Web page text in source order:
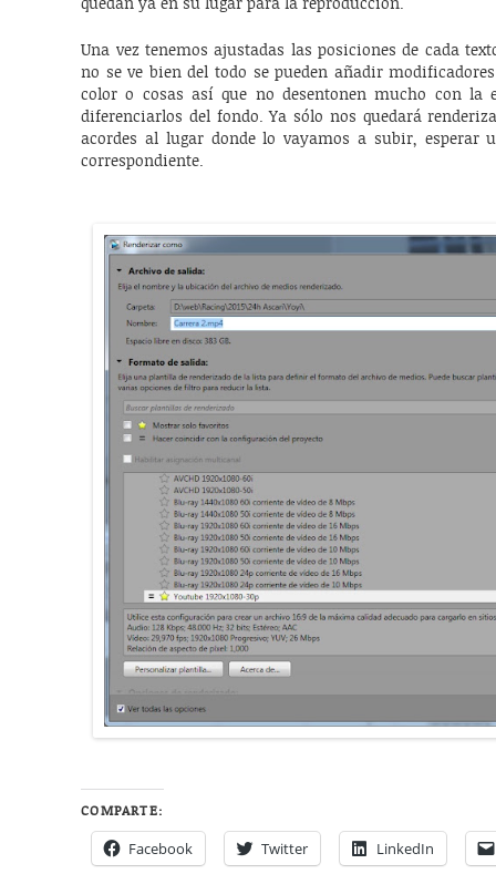
quedan ya en su lugar para la reproducción.
Una vez tenemos ajustadas las posiciones de cada
no se ve bien del todo se pueden añadir
color o cosas así que no desentonen mucho con la
diferenciarlos del fondo. Ya sólo nos quedará
acordes al lugar donde lo vayamos a subir,
correspondiente.
COMPARTE:
Facebook Twitter LinkedIn